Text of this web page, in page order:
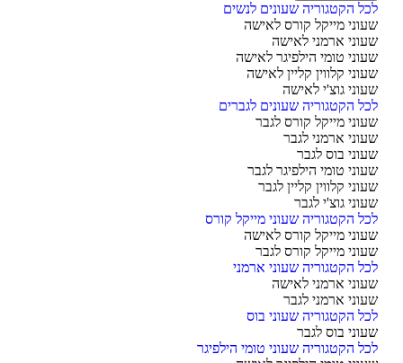
הקטגוריה שעונים לנשים
מייקל קורס לאישה
ארמני לאישה
טומי הילפיגר לאישה
קלווין קליין לאישה
גוצ'י לאישה
הקטגוריה שעונים לגברים
מייקל קורס לגבר
ארמני לגבר
בוס לגבר
טומי הילפיגר לגבר
קלווין קליין לגבר
גוצ'י לגבר
הקטגוריה שעוני מייקל קורס
מייקל קורס לאישה
מייקל קורס לגבר
הקטגוריה שעוני ארמני
ארמני לאישה
ארמני לגבר
הקטגוריה שעוני בוס
בוס לגבר
הקטגוריה שעוני טומי הילפיגר